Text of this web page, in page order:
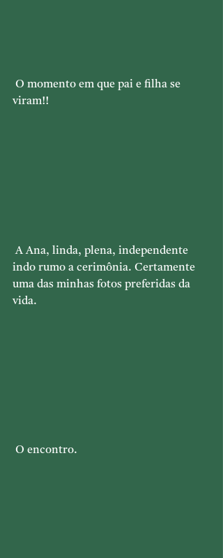
viram!!
A Ana, linda, plena, independente
indo rumo a cerimônia. Certamente
uma das minhas fotos preferidas da
vida.
O encontro.